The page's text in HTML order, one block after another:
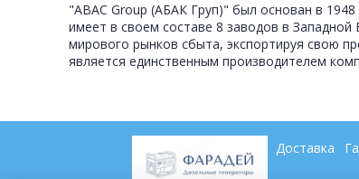
"ABAC Group (АБАК Груп)" был основан в
имеет в своем составе 8 заводов в
мирового рынков сбыта, экспортируя свою
является единственным производителем
Доставка